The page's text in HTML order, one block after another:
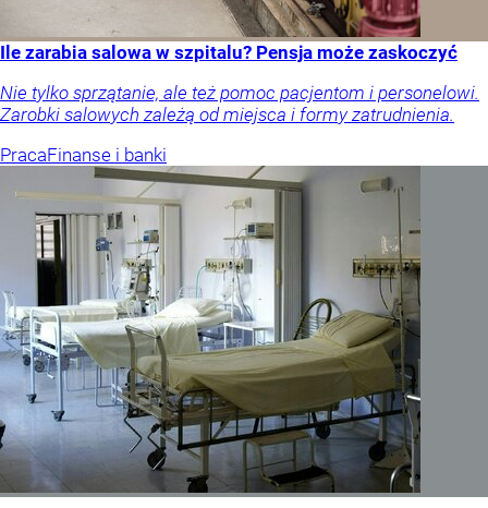
Ile zarabia salowa w szpitalu? Pensja może zaskoczyć
Nie tylko sprzątanie, ale też pomoc pacjentom i personelowi.
Zarobki salowych zależą od miejsca i formy zatrudnienia.
PracaFinanse i banki